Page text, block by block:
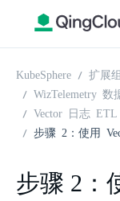
KubeSphere 扩展
WizTelemetry 数
Vector 日志
步骤 2：使用
步骤 2：